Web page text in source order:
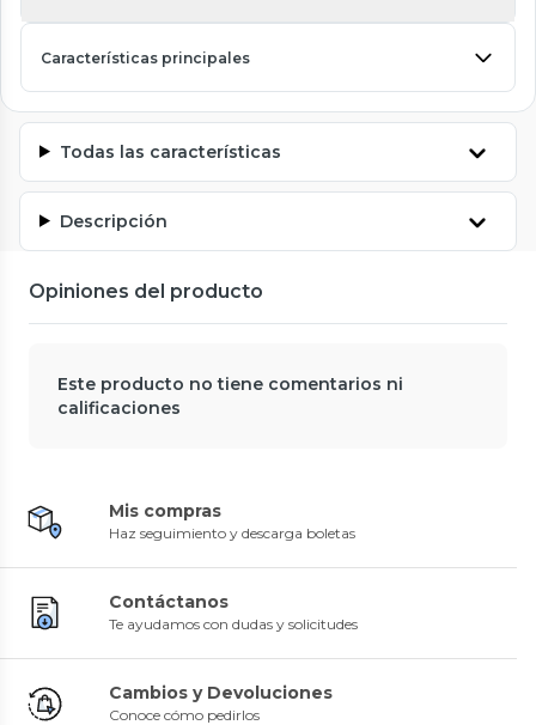
Características principales
Todas las características
Descripción
Opiniones del producto
Este producto no tiene comentarios ni
calificaciones
Mis compras
Haz seguimiento y descarga boletas
Contáctanos
Te ayudamos con dudas y solicitudes
Cambios y Devoluciones
Conoce cómo pedirlos